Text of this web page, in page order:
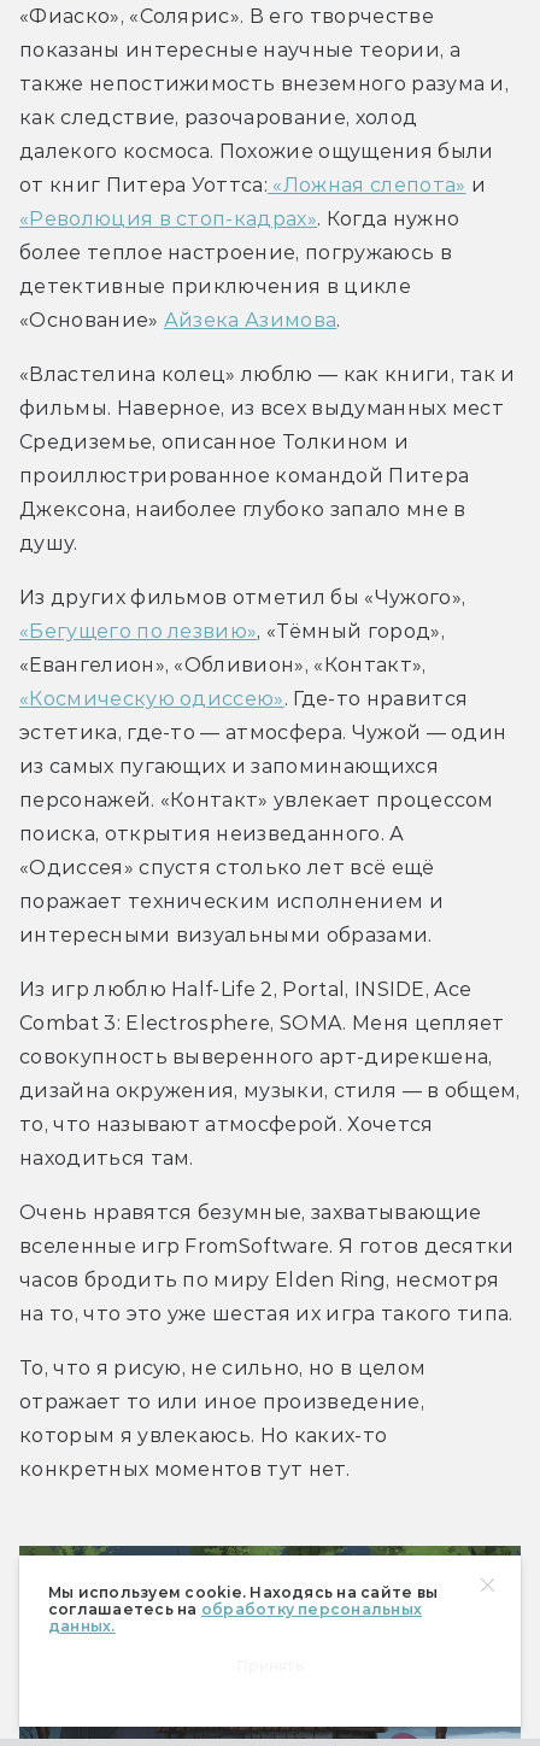
Мы используем cookie. Находясь на сайте вы
соглашаетесь на обработку персональных
данных.
«Фиаско», «Солярис». В его творчестве
показаны интересные научные теории, а
также непостижимость внеземного разума и,
как следствие, разочарование, холод
далекого космоса. Похожие ощущения были
от книг Питера Уоттса: «Ложная слепота»
«Революция в стоп-кадрах». Когда нужно
более теплое настроение, погружаюсь в
детективные приключения в цикле
«Основание» Айзека Азимова.
«Властелина колец» люблю — как книги, так и
фильмы. Наверное, из всех выдуманных мест
Средиземье, описанное Толкином и
проиллюстрированное командой Питера
Джексона, наиболее глубоко запало мне в
душу.
«Бегущего по лезвию», «Тёмный город»,
«Космическую одиссею». Где-то нравится
эстетика, где-то — атмосфера. Чужой — один
из самых пугающих и запоминающихся
персонажей. «Контакт» увлекает процессом
поиска, открытия неизведанного. А
«Одиссея» спустя столько лет всё ещё
поражает техническим исполнением и
интересными визуальными образами.
Из игр люблю Half-Life 2, Portal, INSIDE, Ace
Combat 3: Electrosphere, SOMA. Меня цепляет
совокупность выверенного арт-дирекшена,
дизайна окружения, музыки, стиля — в общем,
то, что называют атмосферой. Хочется
находиться там.
Очень нравятся безумные, захватывающие
вселенные игр FromSoftware. Я готов десятки
часов бродить по миру Elden Ring, несмотря
на то, что это уже шестая их игра такого типа.
То, что я рисую, не сильно, но в целом
отражает то или иное произведение,
которым я увлекаюсь. Но каких-то
конкретных моментов тут нет.